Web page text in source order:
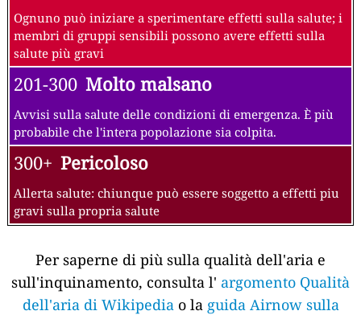
Ognuno può iniziare a sperimentare effetti sulla salute; i
membri di gruppi sensibili possono avere effetti sulla
salute più gravi
201-300 Molto malsano
Avvisi sulla salute delle condizioni di emergenza. È più
probabile che l'intera popolazione sia colpita.
300+ Pericoloso
Allerta salute: chiunque può essere soggetto a effetti piu
gravi sulla propria salute
Per saperne di più sulla qualità dell'aria e
sull'inquinamento, consulta l' argomento Qualità
dell'aria di Wikipedia o la guida Airnow sulla